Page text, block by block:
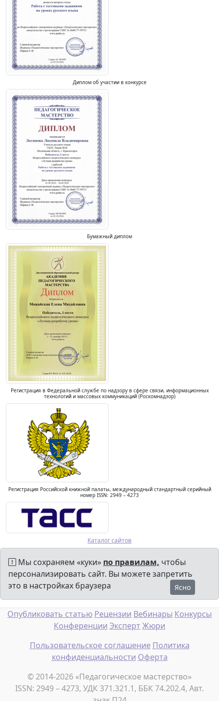
Диплом об участии в конкурсе
Бумажный диплом
Регистрация в Федеральной службе по надзору в сфере связи, информационных
технологий и массовых коммуникаций (Роскомнадзор)
Регистрация Российской книжной палаты, международный стандартный серийный
номер ISSN: 2949 – 4273
Каталог сайтов
Мы сохраняем «куки» по правилам, чтобы
персонализировать сайт. Вы можете запретить
это в настройках браузера
Ясно
Опубликовать статью Рецензии Вебинары Конкурсы
Конференции ЭкспертЖюри
Пользовательское соглашение Политика
конфиденциальности Оферта
© 2014-2026 «Педагогическое мастерство»
ISSN: 2949 – 4273, УДК 371.321.1, ББК 74.202.4, Авт.